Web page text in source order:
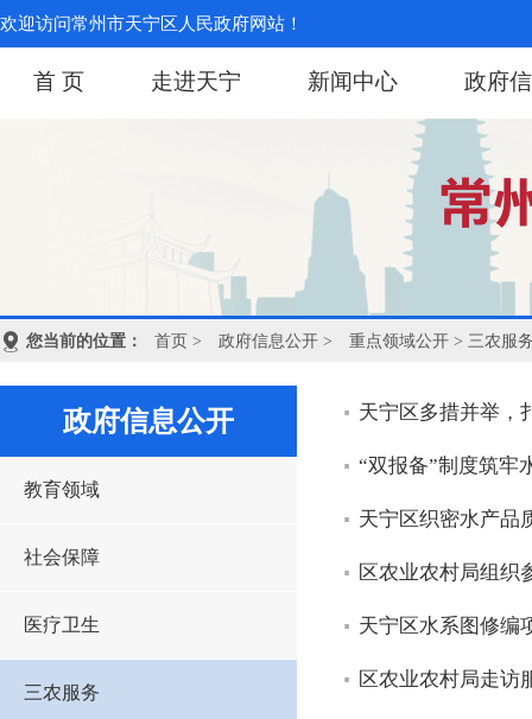
欢迎访问常州市天宁区人民政府网站！
首 页 走进天宁 新闻中心 政府
您当前的位置： 首页 > 政府信息公开 > 重点领域公开 > 三农服
政府信息公开
教育领域
社会保障
医疗卫生
三农服务
天宁区多措并举，
“双报备”制度筑牢
天宁区织密水产品
区农业农村局组织
天宁区水系图修编
区农业农村局走访